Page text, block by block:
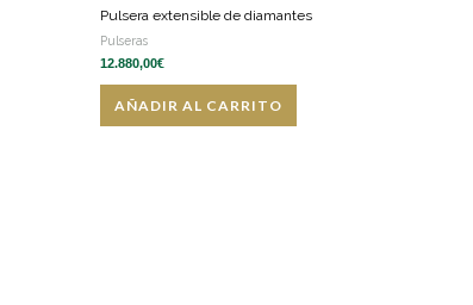
Pulsera extensible de diamantes
Pulseras
12.880,00€
AÑADIR AL CARRITO